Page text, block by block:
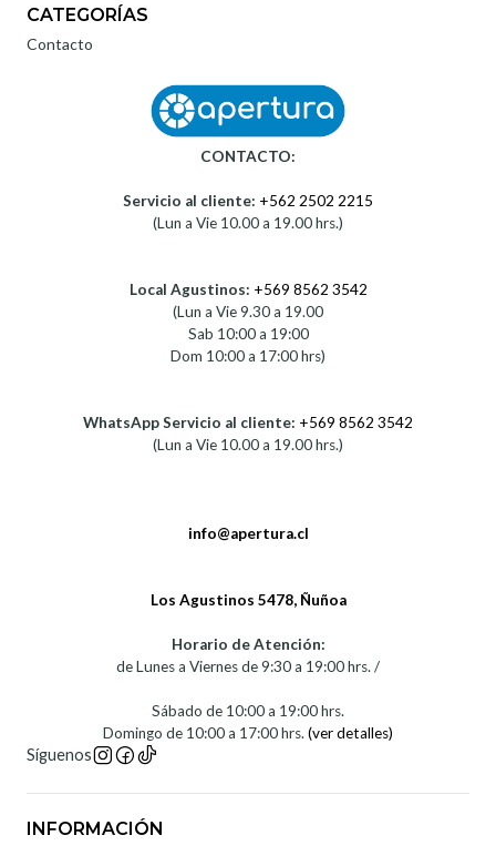
CATEGORÍAS
Contacto
CONTACTO:
Servicio al cliente: +562 2502 2215
(Lun a Vie 10.00 a 19.00 hrs.)
Local Agustinos: +569 8562 3542
(Lun a Vie 9.30 a 19.00
Sab 10:00 a 19:00
Dom 10:00 a 17:00 hrs)
WhatsApp Servicio al cliente: +569 8562 3542
(Lun a Vie 10.00 a 19.00 hrs.)
info@apertura.cl
Los Agustinos 5478, Ñuñoa
Horario de Atención:
de Lunes a Viernes de 9:30 a 19:00 hrs. /
Sábado de 10:00 a 19:00 hrs.
Domingo de 10:00 a 17:00 hrs.(ver detalles)
Síguenos
INFORMACIÓN